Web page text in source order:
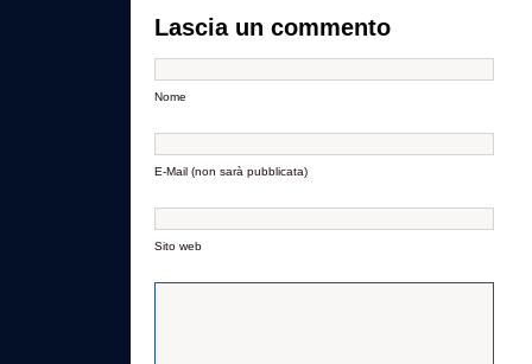
Lascia un commento
Nome
E-Mail (non sarà pubblicata)
Sito web